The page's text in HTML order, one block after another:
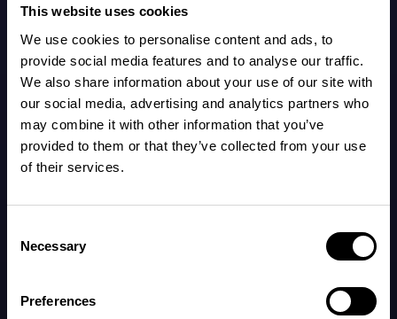
This website uses cookies
We use cookies to personalise content and ads, to
provide social media features and to analyse our traffic.
We also share information about your use of our site with
our social media, advertising and analytics partners who
may combine it with other information that you’ve
provided to them or that they’ve collected from your use
of their services.
Selection
Necessary
Preferences
Skicka